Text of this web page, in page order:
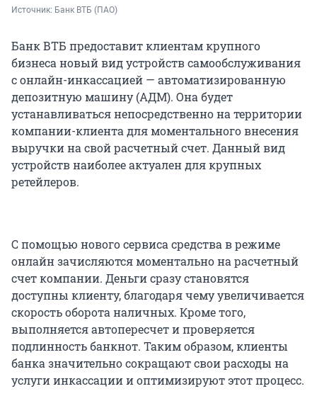
Источник: Банк ВТБ (ПАО)
Банк ВТБ предоставит клиентам крупного
бизнеса новый вид устройств самообслуживания
с онлайн-инкассацией — автоматизированную
депозитную машину (АДМ). Она будет
устанавливаться непосредственно на территории
компании-клиента для моментального внесения
выручки на свой расчетный счет. Данный вид
устройств наиболее актуален для крупных
ретейлеров.
С помощью нового сервиса средства в режиме
онлайн зачисляются моментально на расчетный
счет компании. Деньги сразу становятся
доступны клиенту, благодаря чему увеличивается
скорость оборота наличных. Кроме того,
выполняется автопересчет и проверяется
подлинность банкнот. Таким образом, клиенты
банка значительно сокращают свои расходы на
услуги инкассации и оптимизируют этот процесс.